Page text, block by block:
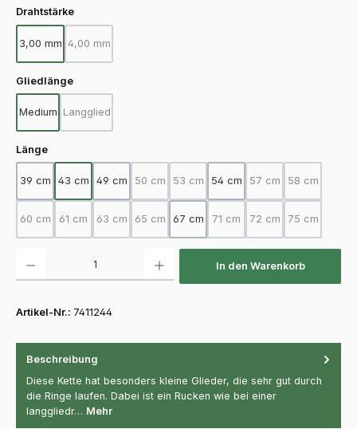
Drahtstärkeauswählen
3,00 mm 4,00 mm
(Diese Option ist zurzeit nicht verfügbar.)
Gliedlängeauswählen
Medium Langglied
(Diese Option ist zurzeit nicht verfügbar.)
Längeauswählen
39 cm 43 cm 49 cm 50 cm
(Diese Option ist zurzeit nicht verfügbar.)
53 cm
(Diese Option ist zurzeit nicht
54 cm 57 cm
(Diese Option ist
58 cm
(Diese
60 cm
(Diese Option ist zurzeit nicht verfügbar.)
61 cm
(Diese Option ist zurzeit nicht verfügbar.)
63 cm
(Diese Option ist zurzeit nicht verfügbar.)
65 cm
(Diese Option ist zurzeit nicht verfügbar.)
67 cm 71 cm
(Diese Option ist zurzeit
72 cm
(Diese Option ist
75 cm
(Diese
In den Warenkorb
Artikel-Nr.: 7411244
Beschreibung
Diese Kette hat besonders kleine Glieder, die sehr gut durch
die Ringe laufen. Dabei ist ein Rucken wie bei einer
langgliedr… Mehr